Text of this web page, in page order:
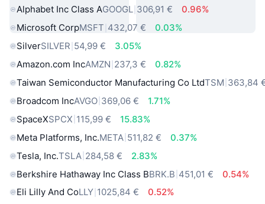
Alphabet Inc Class AGOOGL 306,91 €
0.96%
Microsoft CorpMSFT 432,07 €
0.03%
SilverSILVER 54,99 €
3.05%
Amazon.com IncAMZN 237,3 €
0.82%
Taiwan Semiconductor Manufacturing Co LtdTSM 363,84
Broadcom IncAVGO 369,06 €
1.71%
SpaceXSPCX 115,99 €
15.83%
Meta Platforms, Inc.META 511,82 €
0.37%
Tesla, Inc.TSLA 284,58 €
2.83%
Berkshire Hathaway Inc Class BBRK.B 451,01 €
0.54%
Eli Lilly And CoLLY 1025,84 €
0.52%